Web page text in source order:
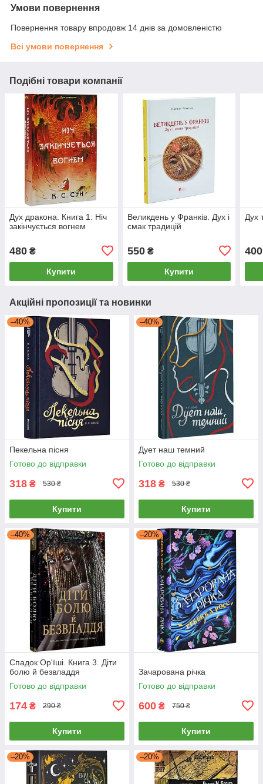
Умови повернення
Повернення товару впродовж 14 днів за домовленістю
Всі умови повернення
Подібні товари компанії
Дух дракона. Книга 1: Ніч
закінчується вогнем
480 ₴
Купити
Великдень у Франків. Дух і
смак традицій
550₴
Купити
Дух
400
Акційні пропозиції та новинки
–40%
Пекельна пісня
Готово до відправки
318 ₴ 530 ₴
Купити
–40%
Дует наш темний
Готово до відправки
318 ₴ 530 ₴
Купити
–40%
Cпaдoк Op'їшi. Книга 3. Діти
болю й безвладдя
Готово до відправки
174 ₴ 290 ₴
Купити
–20%
Зачарована річка
Готово до відправки
600 ₴ 750 ₴
Купити
–20% –20%